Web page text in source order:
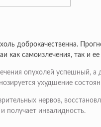
доброкачественна.
самоизлечения, так и
опухолей успешный,
ухудшение
нервов,
получает инвалидность.